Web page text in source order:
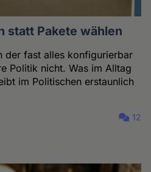
statt Pakete wählen
der fast alles konfigurierbar
Politik nicht. Was im Alltag
im Politischen erstaunlich
12